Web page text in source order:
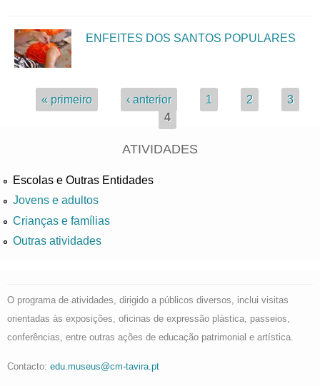
ENFEITES DOS SANTOS POPULARES
Páginas« primeiro ‹ anterior 1 2
3
4
ATIVIDADES
Escolas e Outras Entidades
Jovens e adultos
Crianças e famílias
Outras atividades
O programa de atividades, dirigido a públicos diversos, inclui visitas
orientadas às exposições, oficinas de expressão plástica, passeios,
conferências, entre outras ações de educação patrimonial e artística.
Contacto: edu.museus@cm-tavira.pt